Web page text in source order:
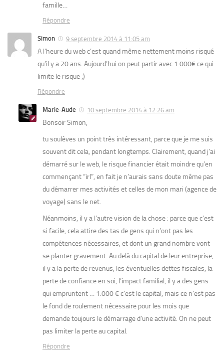
famille…
Répondre
Simon 9 septembre 2014 à 11:05 am
A l’heure du web c’est quand même nettement moins risqué
qu’il y a 20 ans. Aujourd’hui on peut partir avec 1 000€ ce qui
limite le risque ;)
Répondre
Marie-Aude 10 septembre 2014 à 12:26 am
Bonsoir Simon,
tu soulèves un point très intéressant, parce que je me suis
souvent dit cela, pendant longtemps. Clairement, quand j’ai
démarré sur le web, le risque financier était moindre qu’en
commençant “irl”, en fait je n’aurais sans doute même pas
du démarrer mes activités et celles de mon mari (agence de
voyage) sans le net.
Néanmoins, il y a l’autre vision de la chose : parce que c’est
si facile, cela attire des tas de gens qui n’ont pas les
compétences nécessaires, et dont un grand nombre vont
se planter gravement. Au delà du capital de leur entreprise,
il y a la perte de revenus, les éventuelles dettes fiscales, la
perte de confiance en soi, l’impact familial, il y a des gens
qui empruntent … 1.000 € c’est le capital, mais ce n’est pas
le fond de roulement nécessaire pour les mois que
demande toujours le démarrage d’une activité. On ne peut
pas limiter la perte au capital.
Répondre